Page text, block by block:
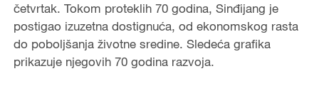
četvrtak. Tokom proteklih 70 godina, Sinđijang je
postigao izuzetna dostignuća, od ekonomskog rasta
do poboljšanja životne sredine. Sledeća grafika
prikazuje njegovih 70 godina razvoja.